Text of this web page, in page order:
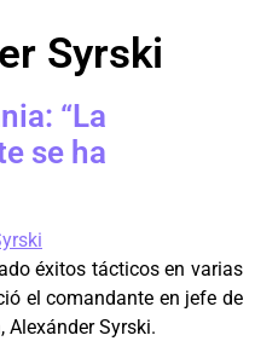
Syrski
“La
se ha
éxitos tácticos en varias
el comandante en jefe de
Alexánder Syrski.